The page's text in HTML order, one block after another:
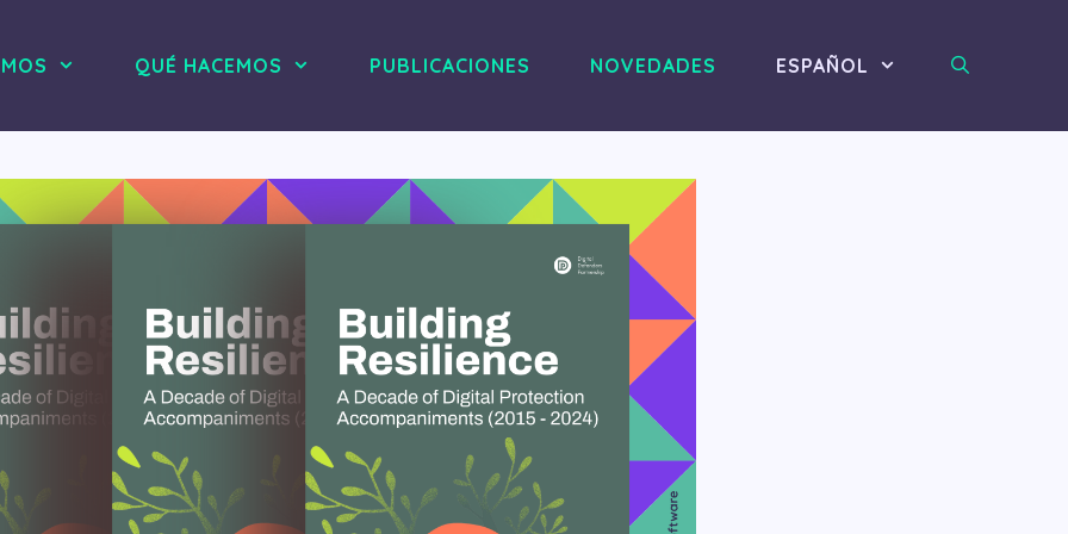
QUÉ HACEMOS PUBLICACIONES NOVEDADES ESPAÑOL